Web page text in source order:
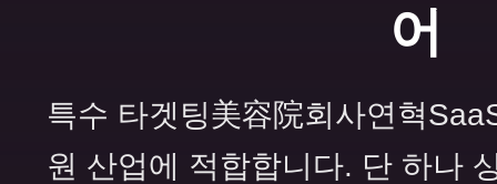
어
특수 타겟팅美容院회사연혁
원 산업에 적합합니다. 단 하나